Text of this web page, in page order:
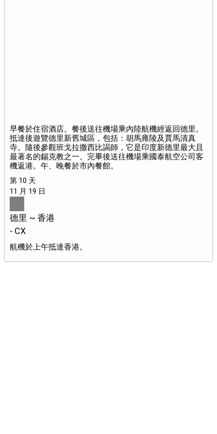
早餐於住宿酒店。餐後送往機場乘內陸航機經返回德里。
抵達後遊覽德里新舊城區，包括：胡馬雍陵及賈馬清真
寺。隨後參觀班戈拉撒西比謁師，它是印度新德里最大且
最著名的錫克教之一。完畢後送往機場乘國泰航空公司客
機返港。午、晚餐於市內餐館。
第 10 天
11 月 19 日
德里 ~ 香港
- CX
航機於上午抵達香港。